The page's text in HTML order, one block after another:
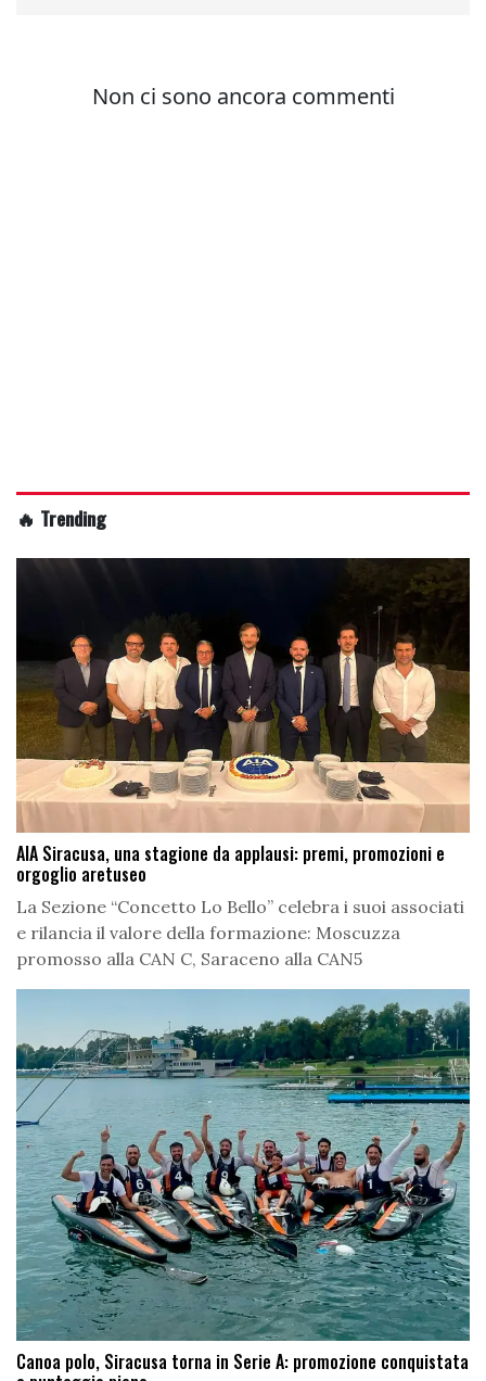
🔥 Trending
AIA Siracusa, una stagione da applausi: premi, promozioni e
orgoglio aretuseo
La Sezione “Concetto Lo Bello” celebra i suoi associati
e rilancia il valore della formazione: Moscuzza
promosso alla CAN C, Saraceno alla CAN5
Canoa polo, Siracusa torna in Serie A: promozione conquistata